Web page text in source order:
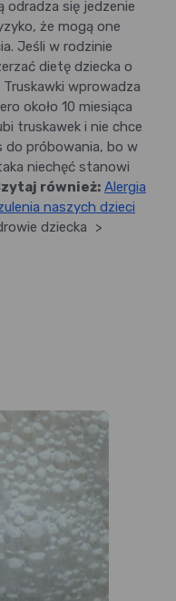
odradza się jedzenie
że mogą one
Jeśli w rodzinie
dietę dziecka o
wprowadza
około 10 miesiąca
truskawek i nie chce
do próbowania, bo w
niechęć stanowi
również: Alergia
naszych dzieci
dziecka >